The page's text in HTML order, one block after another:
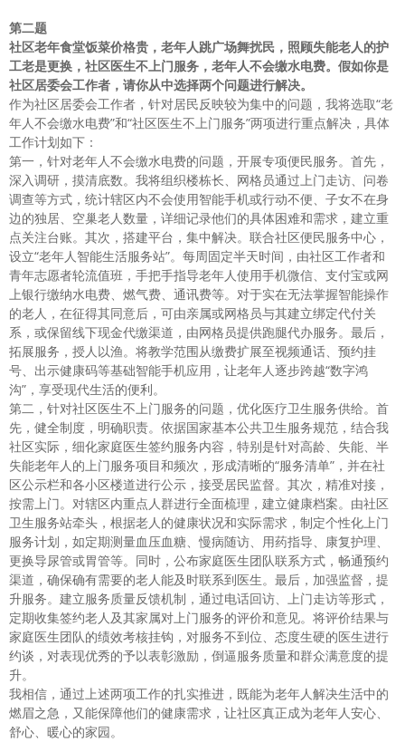
第二题
社区老年食堂饭菜价格贵，老年人跳广场舞扰民，照顾失能老人的护
工老是更换，社区医生不上门服务，老年人不会缴水电费。假如你是
社区居委会工作者，请你从中选择两个问题进行解决。
作为社区居委会工作者，针对居民反映较为集中的问题，我将选取“老
年人不会缴水电费”和“社区医生不上门服务”两项进行重点解决，具体
工作计划如下：
第一，针对老年人不会缴水电费的问题，开展专项便民服务。首先，
深入调研，摸清底数。我将组织楼栋长、网格员通过上门走访、问卷
调查等方式，统计辖区内不会使用智能手机或行动不便、子女不在身
边的独居、空巢老人数量，详细记录他们的具体困难和需求，建立重
点关注台账。其次，搭建平台，集中解决。联合社区便民服务中心，
设立“老年人智能生活服务站”。每周固定半天时间，由社区工作者和
青年志愿者轮流值班，手把手指导老年人使用手机微信、支付宝或网
上银行缴纳水电费、燃气费、通讯费等。对于实在无法掌握智能操作
的老人，在征得其同意后，可由亲属或网格员与其建立绑定代付关
系，或保留线下现金代缴渠道，由网格员提供跑腿代办服务。最后，
拓展服务，授人以渔。将教学范围从缴费扩展至视频通话、预约挂
号、出示健康码等基础智能手机应用，让老年人逐步跨越“数字鸿
沟”，享受现代生活的便利。
第二，针对社区医生不上门服务的问题，优化医疗卫生服务供给。首
先，健全制度，明确职责。依据国家基本公共卫生服务规范，结合我
社区实际，细化家庭医生签约服务内容，特别是针对高龄、失能、半
失能老年人的上门服务项目和频次，形成清晰的“服务清单”，并在社
区公示栏和各小区楼道进行公示，接受居民监督。其次，精准对接，
按需上门。对辖区内重点人群进行全面梳理，建立健康档案。由社区
卫生服务站牵头，根据老人的健康状况和实际需求，制定个性化上门
服务计划，如定期测量血压血糖、慢病随访、用药指导、康复护理、
更换导尿管或胃管等。同时，公布家庭医生团队联系方式，畅通预约
渠道，确保确有需要的老人能及时联系到医生。最后，加强监督，提
升服务。建立服务质量反馈机制，通过电话回访、上门走访等形式，
定期收集签约老人及其家属对上门服务的评价和意见。将评价结果与
家庭医生团队的绩效考核挂钩，对服务不到位、态度生硬的医生进行
约谈，对表现优秀的予以表彰激励，倒逼服务质量和群众满意度的提
升。
我相信，通过上述两项工作的扎实推进，既能为老年人解决生活中的
燃眉之急，又能保障他们的健康需求，让社区真正成为老年人安心、
舒心、暖心的家园。